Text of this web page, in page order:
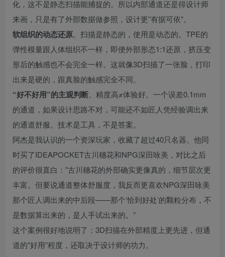
化，这不是静态扫描能捕捉的。所以内部通道还是得设计师
来画，只是有了外部数据做参照，设计更”有据可依”。
软组织的动态还原。扫描是静态的，使用是动态的。TPE的
弹性模量跟人体组织不一样，即便外部形态1:1还原，挤压变
形后的触感也不会完全一样。这就像3D扫描了一张脸，打印
出来是硬的，跟真脸的触感完全不同。
“好不好用”的主观判断。精度高≠体验好。一个误差0.1mm
的通道，如果设计思路不对，可能还不如匠人凭经验调出来
的通道舒服。技术是工具，不是答案。
阿杰是我认识的一个资深玩家，收藏了超过40只名器。他同
时买了IDEAPOCKET古川穗花和NPG深田咏美，对比之后
的评价很直白：”古川穗花的外部确实更像真的，细节层次更
丰富。但要说通道整体舒服度，我反而更喜欢NPG深田咏美
那个匠人调出来的中后段——那个’恰到好处’的颗粒分布，不
是数据算出来的，是人手试出来的。”
这个案例很好地说明了：3D扫描在外部精度上更先进，但通
道的”好用”程度，还取决于设计师的功力。